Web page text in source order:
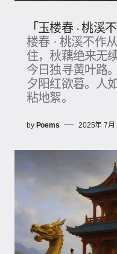
「玉楼春 · 桃溪
楼春 · 桃溪不作
住，秋藕绝来无
今日独寻黄叶路
夕阳红欲暮。人
粘地絮。
by Poems 2025年 7月